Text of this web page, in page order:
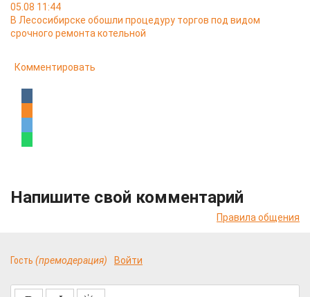
05.08 11:44
В Лесосибирске обошли процедуру торгов под видом
срочного ремонта котельной
Комментировать
Напишите свой комментарий
Правила общения
Гость (премодерация) Войти